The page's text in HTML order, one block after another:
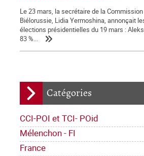
Catégories
CCI-POI et TCI- POid
Mélenchon - FI
France
Le 23 mars, la secrétaire de la
Biélorussie, Lidia Yermoshina, annonçait
élections présidentielles du 19 mars :
83 %...